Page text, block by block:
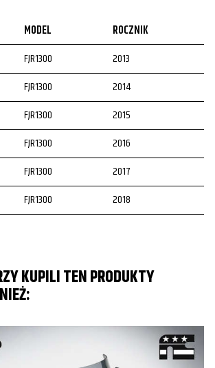
MODEL
ROCZNIK
FJR1300
2013
FJR1300
2014
FJR1300
2015
FJR1300
2016
FJR1300
2017
FJR1300
2018
FJR1300
2021
KUPILI TEN PRODUKTY